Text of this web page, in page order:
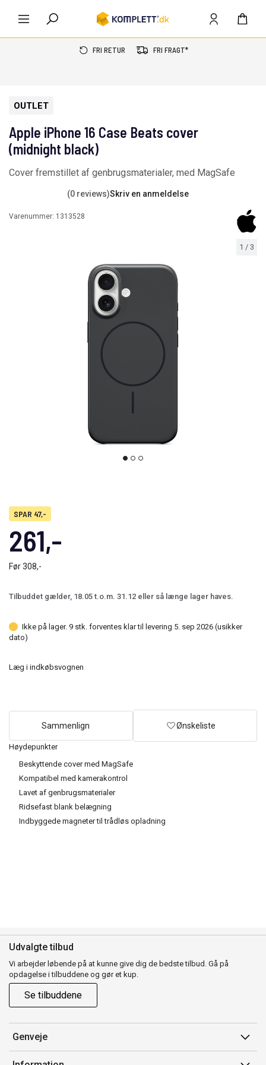
FRI RETUR FRI FRAGT*
1 / 3
Høydepunkter
Beskyttende cover med MagSafe
Kompatibel med kamerakontrol
Lavet af genbrugsmaterialer
Ridsefast blank belægning
Indbyggede magneter til trådløs opladning
OUTLET
Apple iPhone 16 Case Beats cover
(midnight black)
Cover fremstillet af genbrugsmaterialer, med MagSafe
(0 reviews)Skriv en anmeldelse
Varenummer: 1313528
SPAR 47,-
261,-
Før308,-
Tilbuddet gælder, 18.05 t.o.m. 31.12 eller så længe lager haves.
Ikke på lager. 9 stk. forventes klar til levering 5. sep 2026 (usikker
dato)
Læg i indkøbsvognen
Sammenlign Ønskeliste
Udvalgte tilbud
Vi arbejder løbende på at kunne give dig de bedste tilbud. Gå på
opdagelse i tilbuddene og gør et kup.
Se tilbuddene
Genveje
Min side